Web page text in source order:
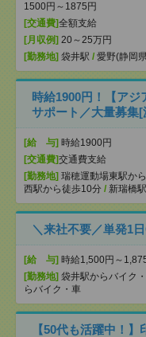
1500円～1875円
[交通費]全額支給
[月収例] 20～25万円
[勤務地] 袋井駅 / 愛野(静岡
時給1900円！【ア
サポート／大量募集[
[給 与] 時給1900円
[交通費]交通費支給
[勤務地] 瑞穂運動場東駅か
西駅から徒歩10分 / 新瑞橋
＼来社不要／単発1
[給 与] 時給1,500円～
[勤務地] 袋井駅からバイク
らバイク・車
【50代も活躍中！